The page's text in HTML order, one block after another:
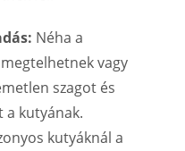
Néha a
vagy
szagot és
kutyának.
kutyáknál a